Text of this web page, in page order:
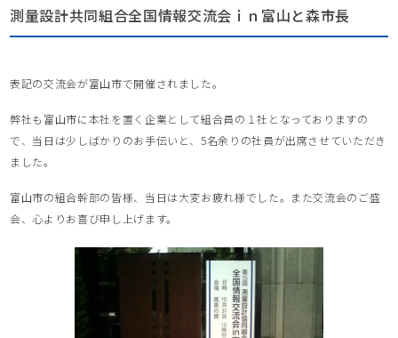
測量設計共同組合全国情報交流会ｉｎ富山と森市長
表記の交流会が富山市で開催されました。
弊社も富山市に本社を置く企業として組合員の１社となっておりますの
で、当日は少しばかりのお手伝いと、5名余りの社員が出席させていただき
ました。
富山市の組合幹部の皆様、当日は大変お疲れ様でした。また交流会のご盛
会、心よりお喜び申し上げます。